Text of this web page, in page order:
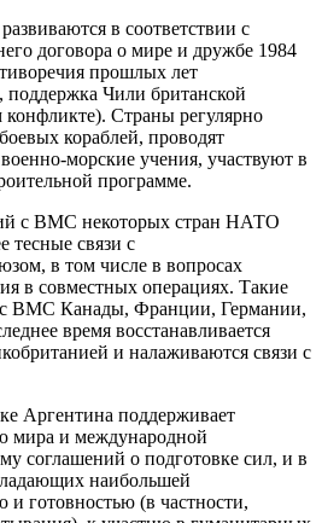
в соответствии с
договора о мире и дружбе 1984
прошлых лет
поддержка Чили британской
Страны регулярно
кораблей, проводят
морские учения, участвуют в
программе.
с ВМС некоторых стран НАТО
тесные связи с
в том числе в вопросах
в совместных операциях. Такие
ВМС Канады, Франции, Германии,
время восстанавливается
и налаживаются связи с
Аргентина поддерживает
мира и международной
соглашений о подготовке сил, и в
наибольшей
и готовностью (в частности,